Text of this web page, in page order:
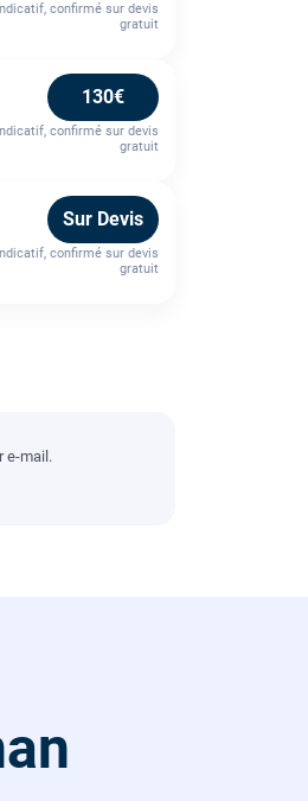
confirmé sur devis
gratuit
130€
confirmé sur devis
gratuit
Sur Devis
confirmé sur devis
gratuit
e-mail.